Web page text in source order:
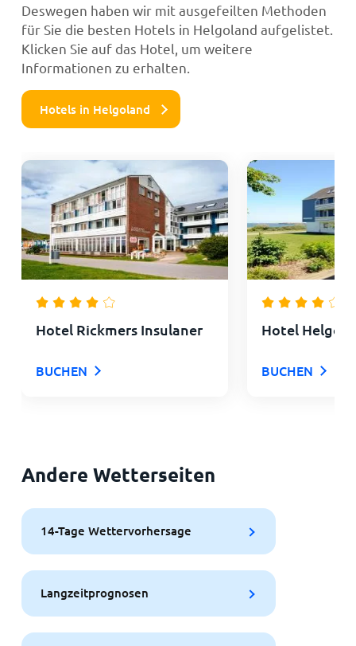
Deswegen haben wir mit ausgefeilten Methoden
für Sie die besten Hotels in Helgoland aufgelistet.
Klicken Sie auf das Hotel, um weitere
Informationen zu erhalten.
Hotels in Helgoland
Hotel Rickmers Insulaner
BUCHEN
Hotel
BUCHEN
Andere Wetterseiten
14-Tage Wettervorhersage
Langzeitprognosen